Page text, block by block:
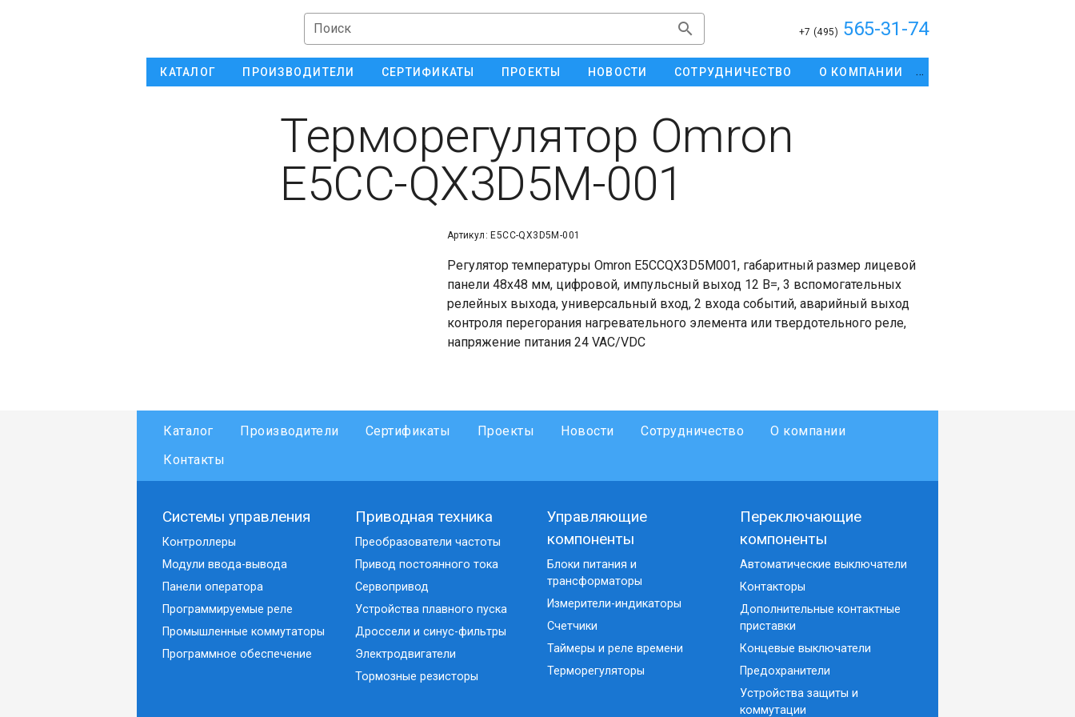
Поиск +7 (495) 565-31-74
КАТАЛОГ ПРОИЗВОДИТЕЛИ СЕРТИФИКАТЫ ПРОЕКТЫ НОВОСТИ СОТРУДНИЧЕСТВО О КОМПАНИИ
Терморегулятор Omron
E5CC-QX3D5M-001
Артикул: E5CC-QX3D5M-001
Регулятор температуры Omron E5CCQX3D5M001, габаритный размер лицевой
панели 48x48 мм, цифровой, импульсный выход 12 В=, 3 вспомогательных
релейных выхода, универсальный вход, 2 входа событий, аварийный выход
контроля перегорания нагревательного элемента или твердотельного реле,
напряжение питания 24 VAC/VDC
Каталог Производители Сертификаты Проекты Новости Сотрудничество
О компании
Контакты
Системы управления
Контроллеры
Модули ввода-вывода
Панели оператора
Программируемые реле
Промышленные коммутаторы
Программное обеспечение
Приводная техника
Преобразователи частоты
Привод постоянного тока
Сервопривод
Устройства плавного пуска
Дроссели и синус-фильтры
Электродвигатели
Тормозные резисторы
Управляющие
компоненты
Блоки питания и
трансформаторы
Измерители-индикаторы
Счетчики
Таймеры и реле времени
Терморегуляторы
Переключающие
компоненты
Автоматические выключатели
Контакторы
Дополнительные контактные
приставки
Концевые выключатели
Предохранители
Устройства защиты и
коммутации